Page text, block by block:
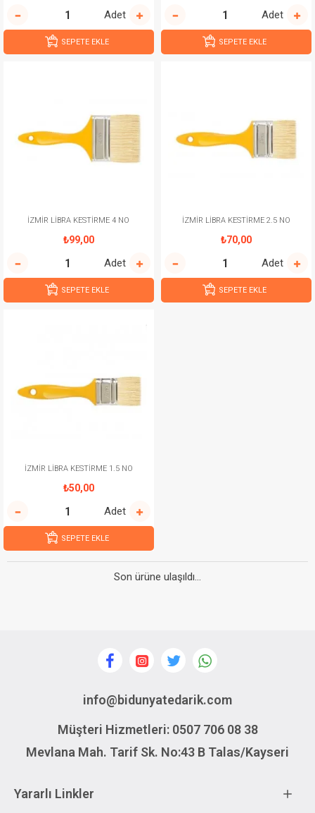
Adet
SEPETE EKLE
Adet
SEPETE EKLE
İZMİR LİBRA KESTİRME 4 NO
₺99,00
Adet
SEPETE EKLE
İZMİR LİBRA KESTİRME 2.5 NO
₺70,00
Adet
SEPETE EKLE
İZMİR LİBRA KESTİRME 1.5 NO
₺50,00
Adet
SEPETE EKLE
Son ürüne ulaşıldı...
info@bidunyatedarik.com
Müşteri Hizmetleri: 0507 706 08 38
Mevlana Mah. Tarif Sk. No:43 B Talas/Kayseri
Yararlı Linkler